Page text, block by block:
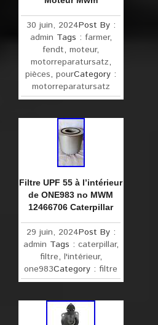
30 juin, 2024Post By :
admin Tags : farmer,
fendt,moteur,
motorreparatursatz,
pièces,pourCategory :
motorreparatursatz
Filtre UPF 55 à l’intérieur
de ONE983 no MWM
12466706 Caterpillar
29 juin, 2024Post By :
admin Tags : caterpillar,
filtre, l'intérieur,
one983Category :filtre